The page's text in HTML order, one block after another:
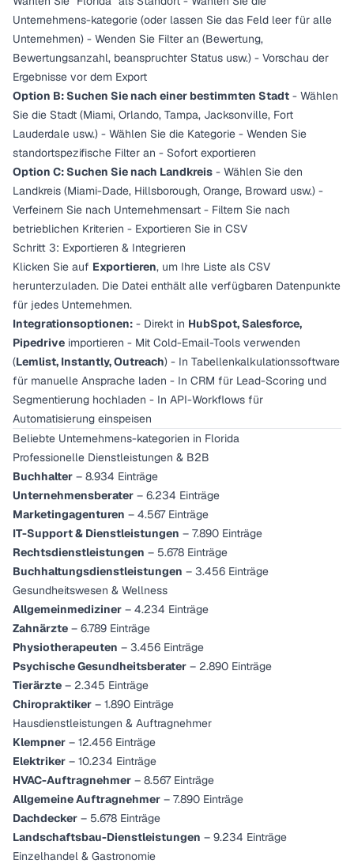
Unternehmens-kategorie (oder lassen Sie das Feld leer für alle
Unternehmen) - Wenden Sie Filter an (Bewertung,
Bewertungsanzahl, beanspruchter Status usw.) - Vorschau der
Ergebnisse vor dem Export
Option B: Suchen Sie nach einer bestimmten Stadt - Wählen
Sie die Stadt (Miami, Orlando, Tampa, Jacksonville, Fort
Lauderdale usw.) - Wählen Sie die Kategorie - Wenden Sie
standortspezifische Filter an - Sofort exportieren
Option C: Suchen Sie nach Landkreis - Wählen Sie den
Landkreis (Miami-Dade, Hillsborough, Orange, Broward usw.) -
Verfeinern Sie nach Unternehmensart - Filtern Sie nach
betrieblichen Kriterien - Exportieren Sie in CSV
Schritt 3: Exportieren & Integrieren
Klicken Sie auf Exportieren, um Ihre Liste als CSV
herunterzuladen. Die Datei enthält alle verfügbaren Datenpunkte
für jedes Unternehmen.
Integrationsoptionen: - Direkt in HubSpot, Salesforce,
Pipedrive importieren - Mit Cold-Email-Tools verwenden
(Lemlist, Instantly, Outreach) - In Tabellenkalkulationssoftware
für manuelle Ansprache laden - In CRM für Lead-Scoring und
Segmentierung hochladen - In API-Workflows für
Automatisierung einspeisen
Beliebte Unternehmens-kategorien in Florida
Professionelle Dienstleistungen & B2B
Buchhalter – 8.934 Einträge
Unternehmensberater – 6.234 Einträge
Marketingagenturen – 4.567 Einträge
IT-Support & Dienstleistungen – 7.890 Einträge
Rechtsdienstleistungen – 5.678 Einträge
Buchhaltungsdienstleistungen – 3.456 Einträge
Gesundheitswesen & Wellness
Allgemeinmediziner – 4.234 Einträge
Zahnärzte – 6.789 Einträge
Physiotherapeuten – 3.456 Einträge
Psychische Gesundheitsberater – 2.890 Einträge
Tierärzte – 2.345 Einträge
Chiropraktiker – 1.890 Einträge
Hausdienstleistungen & Auftragnehmer
Klempner – 12.456 Einträge
Elektriker – 10.234 Einträge
HVAC-Auftragnehmer – 8.567 Einträge
Allgemeine Auftragnehmer – 7.890 Einträge
Dachdecker – 5.678 Einträge
Landschaftsbau-Dienstleistungen – 9.234 Einträge
Einzelhandel & Gastronomie